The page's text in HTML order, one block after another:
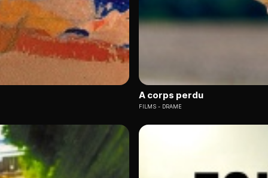
A corps perdu
FILMS DRAME